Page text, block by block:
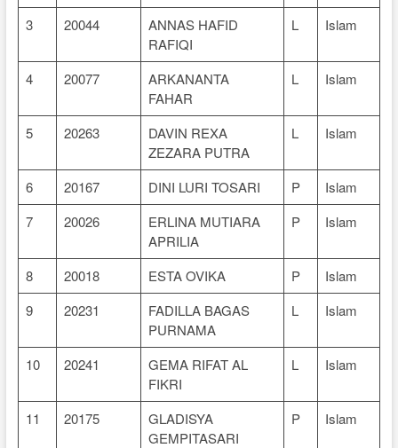
3 20044
ANNAS HAFID
RAFIQI
L Islam
4 20077
ARKANANTA
FAHAR
L Islam
5 20263
DAVIN REXA
ZEZARA PUTRA
L Islam
6 20167 DINI LURI TOSARI P
Islam
7
20026
ERLINA MUTIARA
APRILIA
P Islam
8 20018 ESTA OVIKA P
Islam
9
20231
FADILLA BAGAS
PURNAMA
L Islam
10 20241
GEMA RIFAT AL
FIKRI
L Islam
11 20175
GLADISYA
GEMPITASARI
P Islam